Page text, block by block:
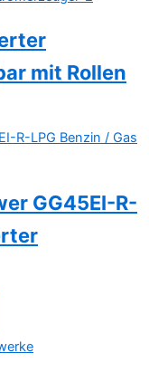
mit Rollen
GG45EI-R-